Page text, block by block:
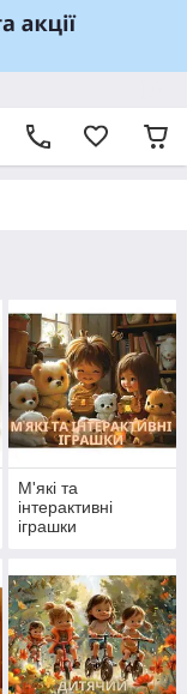
М'які та
інтерактивні
іграшки